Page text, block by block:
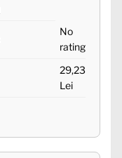
No
rating
29,23
Lei